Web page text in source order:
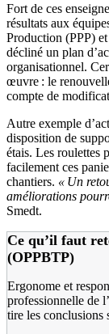
Fort de ces
résultats aux
Production (PPP)
décliné un plan
organisationnel.
œuvre : le
compte de
Autre exemple
disposition de
étais. Les roulettes
facilement ces
chantiers. « Un
améliorations
Smedt.
Ce qu’il faut
(OPPBTP)
Ergonome et
professionnelle de
tire les conclusions